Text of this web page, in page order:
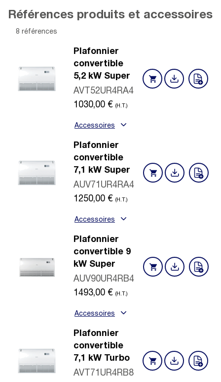
Références produits et accessoires
8 références
Plafonnier
convertible
5,2 kW Super
AVT52UR4RA4
1030,00 € (H.T.)
Accessoires
Plafonnier
convertible
7,1 kW Super
AUV71UR4RA4
1250,00 € (H.T.)
Accessoires
Plafonnier
convertible 9
kW Super
AUV90UR4RB4
1493,00 € (H.T.)
Accessoires
Plafonnier
convertible
7,1 kW Turbo
AVT71UR4RB8